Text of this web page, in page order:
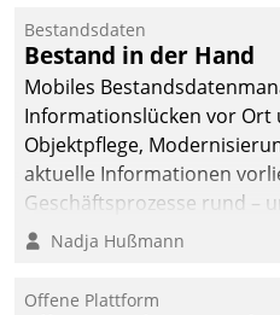
Bestandsdaten
Bestand in der Hand
Mobiles
Informationslücken vor Ort
Objektpflege,
aktuelle Informationen
Geschäftsprozesse rund –
Nadja Hußmann
Offene Plattform